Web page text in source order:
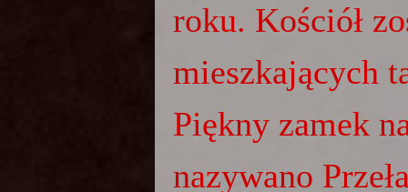
roku. Kościół
mieszkających
Piękny zamek
nazywano